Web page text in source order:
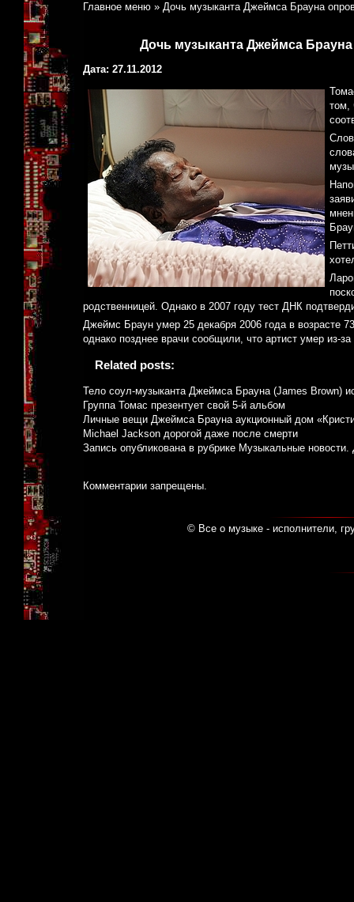
Главное меню » Дочь музыканта Джеймса Брауна
Дочь музыканта Джеймса
Дата: 27.11.2012
том,
родственницей. Однако в 2007 году тест ДНК
Джеймс Браун умер 25 декабря 2006 года в возрасте
однако позднее врачи сообщили, что артист умер из-
Related posts:
Тело соул-музыканта Джеймса Брауна (James Brown)
Группа Томас презентует свой 5-й альбом
Личные вещи Джеймса Брауна аукционный дом
Michael Jackson дорогой даже после смерти
Запись опубликована в рубрике Музыкальные новости.
Комментарии запрещены.
© Все о музыке - исполнители,